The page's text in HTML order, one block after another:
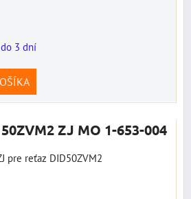
3 dní
ZJ MO 1-653-004
pre reťaz DID50ZVM2